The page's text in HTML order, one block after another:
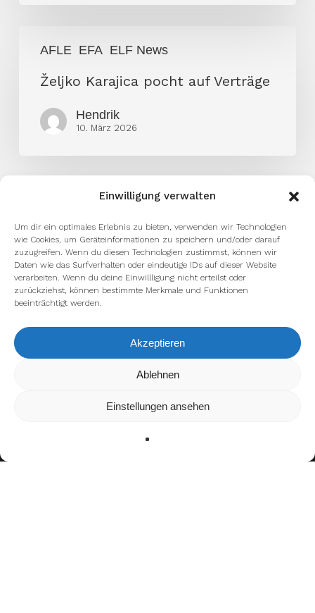
Einwilligung verwalten
Um dir ein optimales Erlebnis zu bieten, verwenden wir Technologien
wie Cookies, um Geräteinformationen zu speichern und/oder darauf
zuzugreifen. Wenn du diesen Technologien zustimmst, können wir
Daten wie das Surfverhalten oder eindeutige IDs auf dieser Website
verarbeiten. Wenn du deine Einwillligung nicht erteilst oder
zurückziehst, können bestimmte Merkmale und Funktionen
beeinträchtigt werden.
Akzeptieren
Ablehnen
Einstellungen ansehen
AFLE EFA ELF News
Karajica
pocht
Verträge
Željko Karajica pocht auf Verträge
Hendrik
10. März 2026
Wir verwenden Cookies, um dir die bestmögliche Erfahrung auf
kannst du erfahren, welche Cookies wir
verwenden oder sie ausschalten.